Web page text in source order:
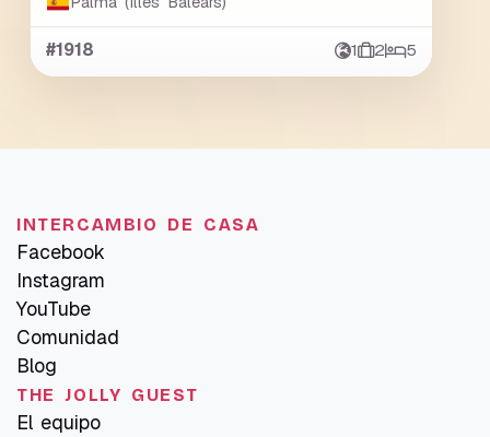
#1918 1 2 5
INTERCAMBIO DE CASA
Facebook
Instagram
YouTube
Comunidad
Blog
THE JOLLY GUEST
El equipo